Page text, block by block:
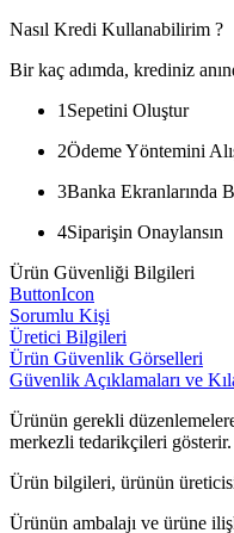
Nasıl Kredi Kullanabilirim ?
Bir kaç adımda, krediniz
1 Sepetini Oluştur
2Ödeme Yöntemini
3Banka Ekranlarında
4Siparişin Onaylansın
Ürün Güvenliği Bilgileri
ButtonIcon
Sorumlu Kişi
Üretici Bilgileri
Ürün Güvenlik Görselleri
Güvenlik Açıklamaları ve
Ürünün gerekli
merkezli tedarikçileri gösterir.
Ürün bilgileri, ürünün
Ürünün ambalajı ve ürüne